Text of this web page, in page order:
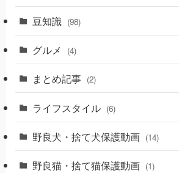
豆知識 (98)
グルメ (4)
まとめ記事 (2)
ライフスタイル (6)
野良犬・捨て犬保護動画 (14)
野良猫・捨て猫保護動画 (1)